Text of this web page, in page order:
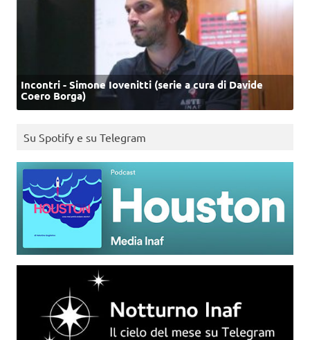
Incontri - Simone Iovenitti (serie a cura di Davide
Coero Borga)
Su Spotify e su Telegram